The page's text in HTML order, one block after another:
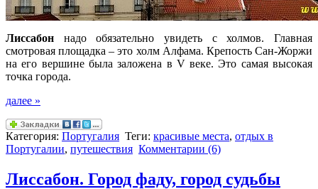
Лиссабон надо обязательно увидеть с холмов. Главная
смотровая площадка – это холм Алфама. Крепость Сан-Жоржи
на его вершине была заложена в V веке. Это самая высокая
точка города.
далее »
Категория: Португалия Теги: красивые места, отдых в
Португалии, путешествия Комментарии (6)
Лиссабон. Город фаду, город судьбы